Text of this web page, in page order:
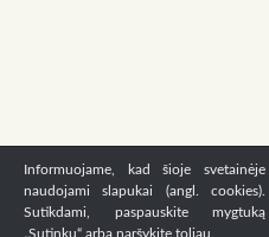
Informuojame, kad šioje svetainėje
naudojami slapukai (angl. cookies).
Sutikdami, paspauskite mygtuką
„Sutinku“ arba naršykite toliau.